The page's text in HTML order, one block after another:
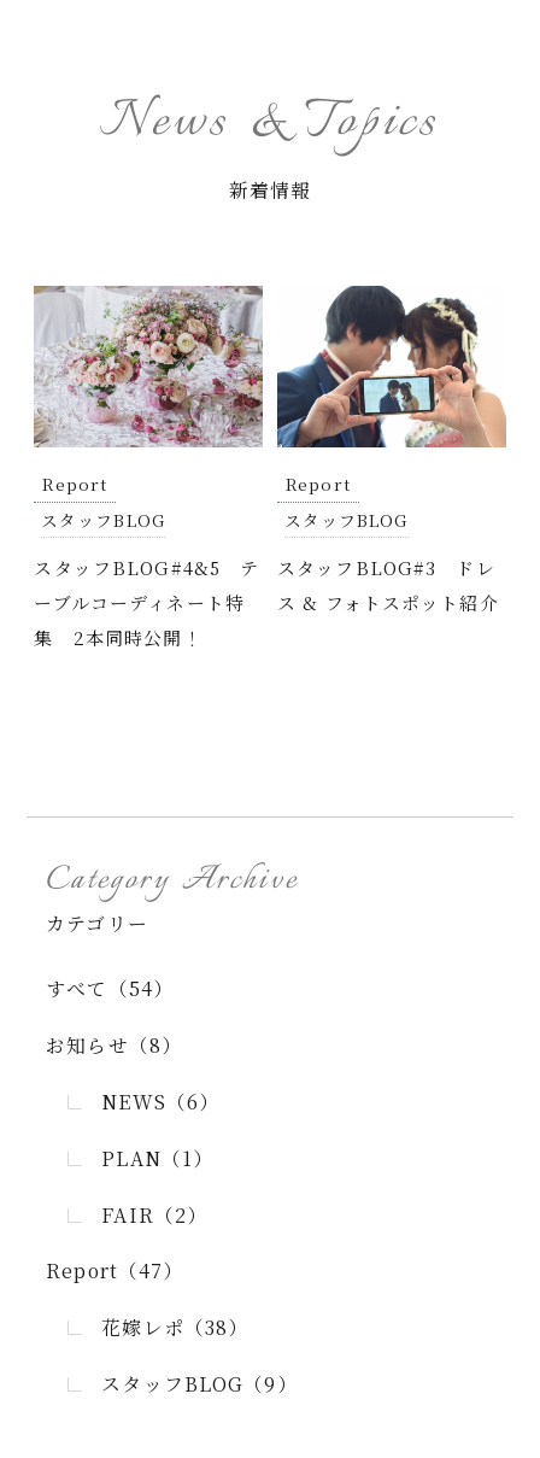
News & Topics
新着情報
Report
スタッフBLOG
スタッフBLOG#4&5 テ
ーブルコーディネート特
集 2本同時公開！
Report
スタッフBLOG
スタッフBLOG#3 ドレ
ス & フォトスポット紹介
Category Archive
カテゴリー
すべて（54）
お知らせ（8）
NEWS（6）
PLAN（1）
FAIR（2）
Report（47）
花嫁レポ（38）
スタッフBLOG（9）